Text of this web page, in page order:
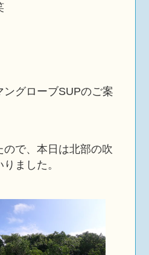
ングローブSUPのご案
ので、本日は北部の吹
ました。